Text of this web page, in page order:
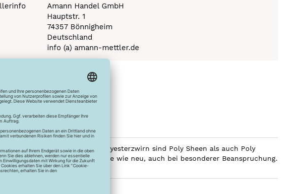
Amann Handel GmbH
Hauptstr. 1
74357 Bönnigheim
Deutschland
info (a) amann-mettler.de
Durch den trilobalen Polyesterzwirn sind Poly Sheen als auch Poly
der tolle Glanz über Jahre wie neu, auch bei besonderer Beanspruchung.